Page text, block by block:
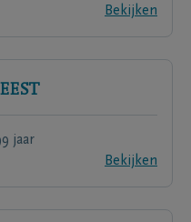
Bekijken
jaar
Bekijken